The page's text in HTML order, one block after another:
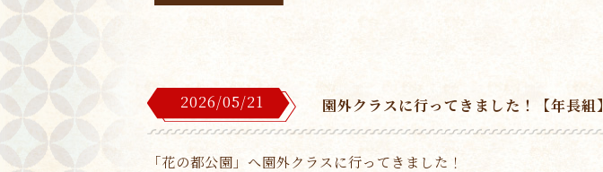
2026/05/21 園外クラスに行ってきました！【年長組】
「花の都公園」へ園外クラスに行ってきました！